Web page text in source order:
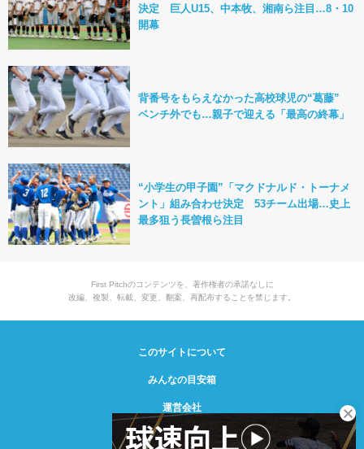
決定 巨人U15、中本牧、湘南ら注目…8・10
開幕
背番号をもらえなかった高校球児の“葛藤”
ベンチ外でも…親子で迎える「最高の終幕」
“小学生の甲子園”「マクドナルド・トーナメ
ント」組み合わせ決定 53チーム出場…史上
最多狙う長曽根ら注目
First Pitchのコンテンツを、著作権者の承諾なしに
改編、複製、転載、変更、翻案、再配布することを禁じます。
このサイトについて
みんなの目安箱
運営会社